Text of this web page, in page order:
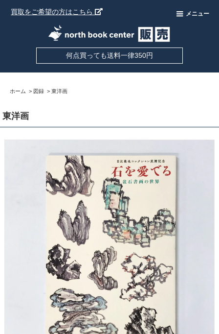
買取をご希望の方はこちら メニュー
何点買っても送料一律350円
ホーム > 図録 > 東洋画
東洋画